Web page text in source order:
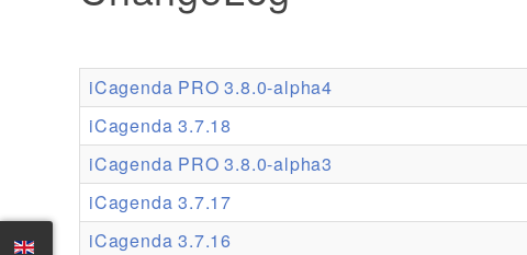
iCagenda PRO 3.8.0-alpha4
iCagenda 3.7.18
iCagenda PRO 3.8.0-alpha3
iCagenda 3.7.17
iCagenda 3.7.16